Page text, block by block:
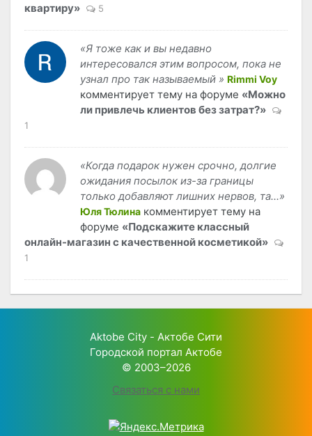
квартиру»
5
«Я тоже как и вы недавно
интересовался этим вопросом, пока не
узнал про так называемый » Rimmi Voy
комментирует тему на форуме «Можно
ли привлечь клиентов без затрат?»
1
«Когда подарок нужен срочно, долгие
ожидания посылок из-за границы
только добавляют лишних нервов, та...»
Юля Тюлина комментирует тему на
форуме «Подскажите классный
онлайн-магазин с качественной косметикой»
1
Aktobe City - Актобе Сити
Городской портал Актобе
© 2003–2026
Связаться с нами